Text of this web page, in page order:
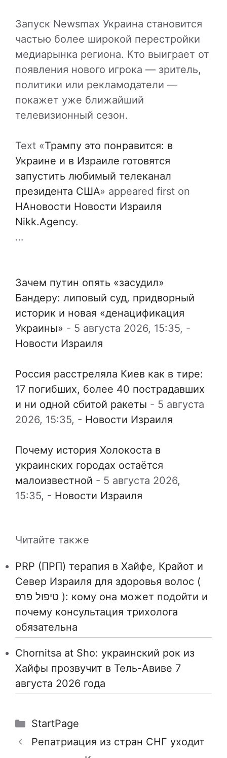
Запуск Newsmax Украина становится
частью более широкой перестройки
медиарынка региона. Кто выиграет от
появления нового игрока — зритель,
политики или рекламодатели —
покажет уже ближайший
телевизионный сезон.
Text «Трампу это понравится: в
Украине и в Израиле готовятся
запустить любимый телеканал
президента США» appeared first on
НАновости Новости Израиля
Nikk.Agency.
…
Зачем путин опять «засудил»
Бандеру: липовый суд, придворный
историк и новая «денацификация
Украины» - 5 августа 2026, 15:35, -
Новости Израиля
Россия расстреляла Киев как в тире:
17 погибших, более 40 пострадавших
и ни одной сбитой ракеты - 5 августа
2026, 15:35, - Новости Израиля
Почему история Холокоста в
украинских городах остаётся
малоизвестной - 5 августа 2026,
15:35, - Новости Израиля
Читайте также
PRP (ПРП) терапия в Хайфе, Крайот и
Север Израиля для здоровья волос (
טיפול פרפ ): кому она может подойти и
почему консультация трихолога
обязательна
Chornitsa at Sho: украинский рок из
Хайфы прозвучит в Тель-Авиве 7
августа 2026 года
Рубрики
StartPage
Репатриация из стран СНГ уходит